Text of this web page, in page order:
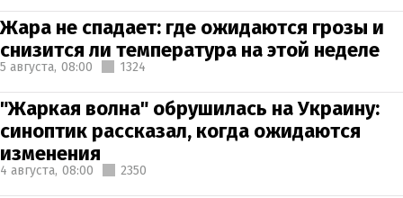
Жара не спадает: где ожидаются грозы и
снизится ли температура на этой неделе
5 августа, 08:00 1324
"Жаркая волна" обрушилась на Украину:
синоптик рассказал, когда ожидаются
изменения
4 августа, 08:00 2350